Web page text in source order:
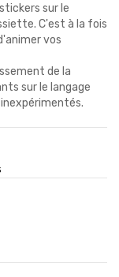
sur le
C'est à la fois
vos
de la
sur le langage